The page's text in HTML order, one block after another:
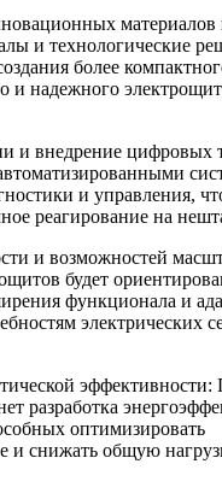
материалов
и технологические
более
и надежного
и внедрение цифровых
и управления,
реагирование на
и возможностей
будет
функционала и
электрических
разработка
оптимизировать
и снижать общую